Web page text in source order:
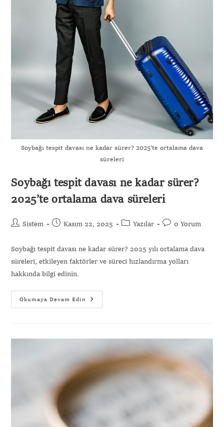
Soybağı tespit davası ne kadar sürer? 2025’te ortalama dava
süreleri
Soybağı tespit davası ne kadar sürer?
2025’te ortalama dava süreleri
Sistem Kasım 22, 2025 Yazılar 0 Yorum
Soybağı tespit davası ne kadar sürer? 2025 yılı ortalama dava
süreleri, etkileyen faktörler ve süreci hızlandırma yolları
hakkında bilgi edinin.
Okumaya Devam Edin